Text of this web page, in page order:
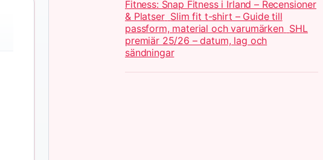
Fitness: Snap Fitness i Irland – Recensioner
& Platser Slim fit t-shirt – Guide till
passform, material och varumärken SHL
premiär 25/26 – datum, lag och
sändningar